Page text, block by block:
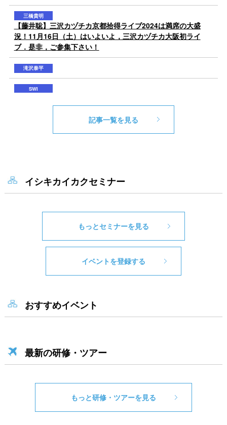
記事一覧を見る
イシキカイカクセミナー
もっとセミナーを見る
イベントを登録する
おすすめイベント
最新の研修・ツアー
もっと研修・ツアーを見る